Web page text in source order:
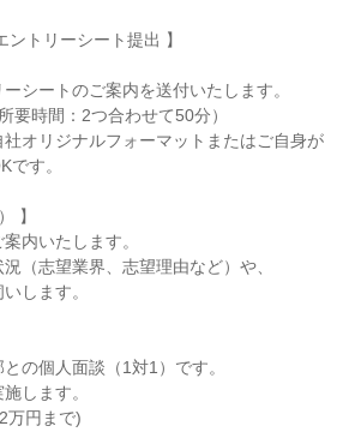
ントリーシート提出 】
シートのご案内を送付いたします。
要時間：2つ合わせて50分）
オリジナルフォーマットまたはご自身が
です。
】
内いたします。
（志望業界、志望理由など）や、
します。
の個人面談（1対1）です。
します。
万円まで)